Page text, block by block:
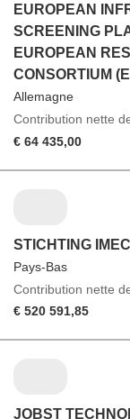
EUROPEAN
SCREENING
EUROPEAN
CONSORTIUM
Allemagne
Contribution nette
€ 64 435,00
STICHTING
Pays-Bas
Contribution nette
€ 520 591,85
JOBST